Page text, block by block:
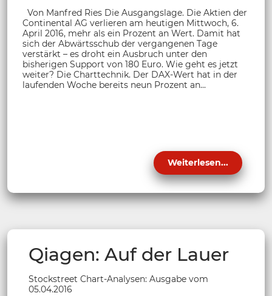
Von Manfred Ries Die Ausgangslage. Die Aktien der
Continental AG verlieren am heutigen Mittwoch, 6.
April 2016, mehr als ein Prozent an Wert. Damit hat
sich der Abwärtsschub der vergangenen Tage
verstärkt – es droht ein Ausbruch unter den
bisherigen Support von 180 Euro. Wie geht es jetzt
weiter? Die Charttechnik. Der DAX-Wert hat in der
laufenden Woche bereits neun Prozent an...
Weiterlesen...
Qiagen: Auf der Lauer
Stockstreet Chart-Analysen: Ausgabe vom
05.04.2016